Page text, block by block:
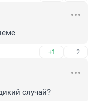
+1 –2
случай?